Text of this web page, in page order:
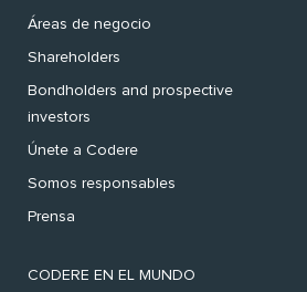
Áreas de negocio
Shareholders
Bondholders and prospective
investors
Únete a Codere
Somos responsables
Prensa
CODERE EN EL MUNDO